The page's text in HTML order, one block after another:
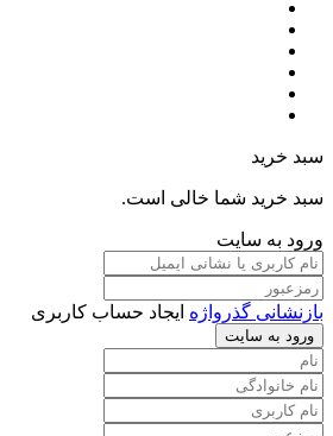
سبد خرید
سبد خرید شما خالی است.
ورود به سایت
بازنشانی گذرواژه ایجاد حساب کاربری
ورود به سایت